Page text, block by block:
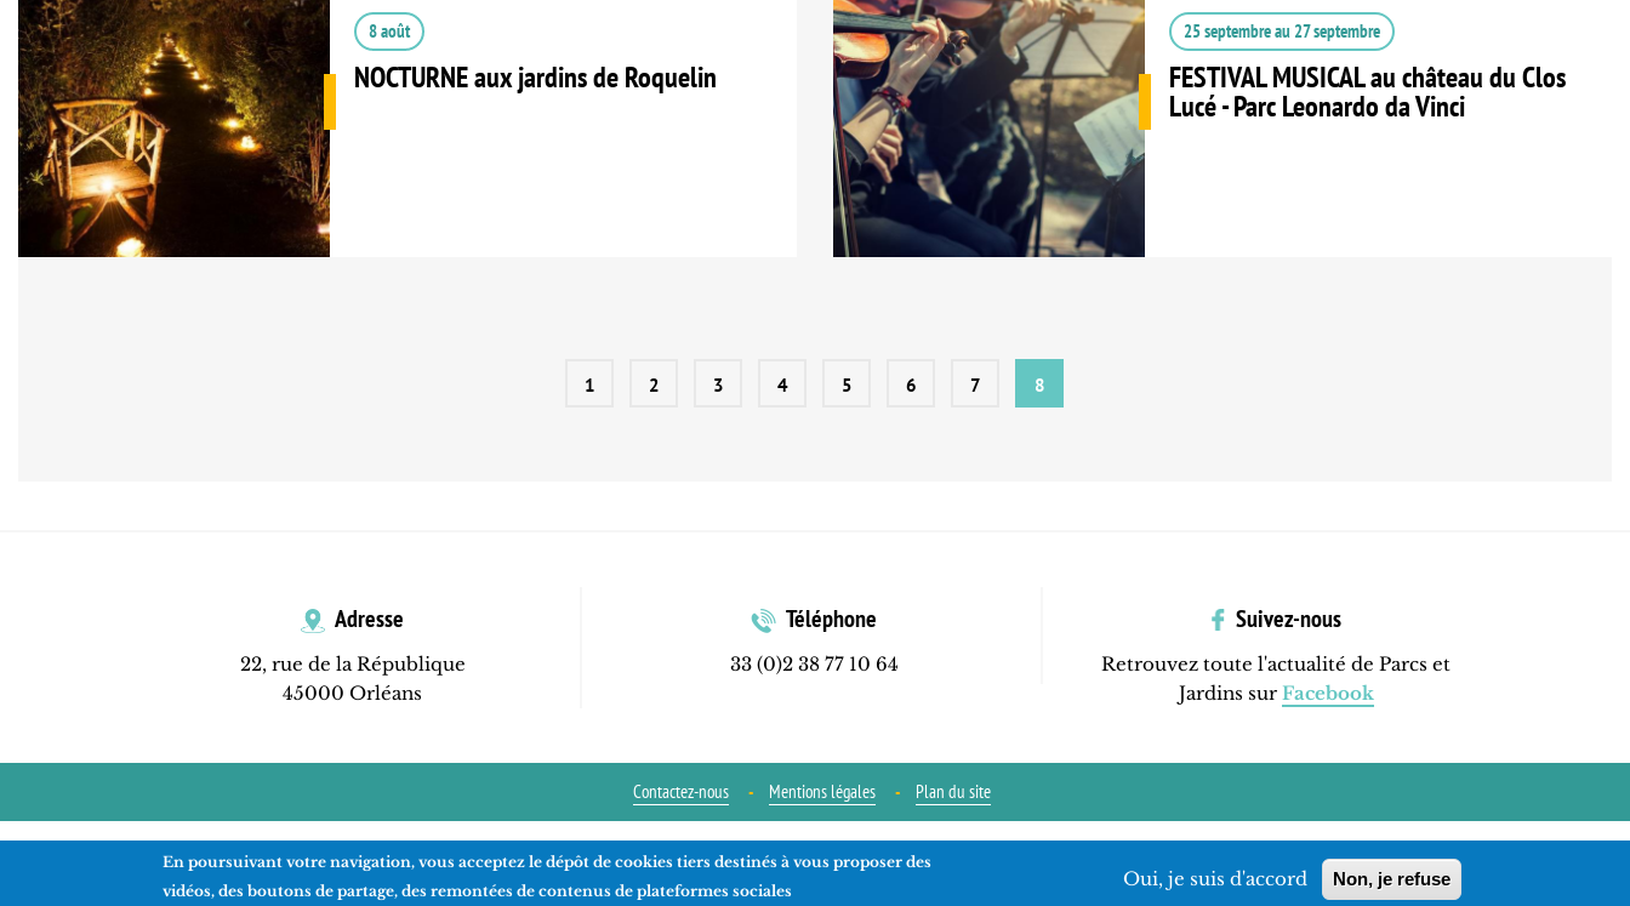
8 août
NOCTURNE aux jardins de Roquelin
25 septembreau 27 septembre
FESTIVAL MUSICAL au château du Clos
Lucé - Parc Leonardo da Vinci
1 2 3 4 5 6 7 8
Adresse
22, rue de la République
45000 Orléans
Téléphone
33 (0)2 38 77 10 64
Suivez-nous
Retrouvez toute l'actualité de Parcs et
Jardins sur Facebook
Contactez-nous Mentions légales Plan du site
Réalisationads-COM
En poursuivant votre navigation, vous acceptez le dépôt de cookies tiers destinés à vous proposer des
vidéos, des boutons de partage, des remontées de contenus de plateformes sociales
Oui, je suis d'accord Non, je refuse